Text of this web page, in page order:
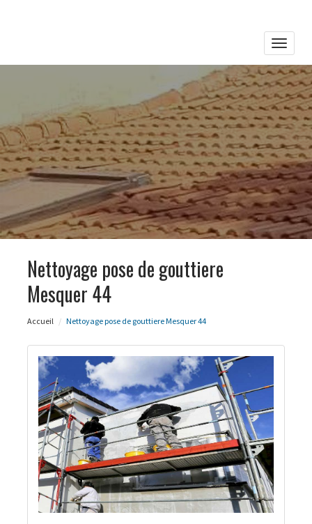
Toggle
Nettoyage pose de gouttiere
Mesquer 44
Accueil Nettoyage pose de gouttiere Mesquer 44